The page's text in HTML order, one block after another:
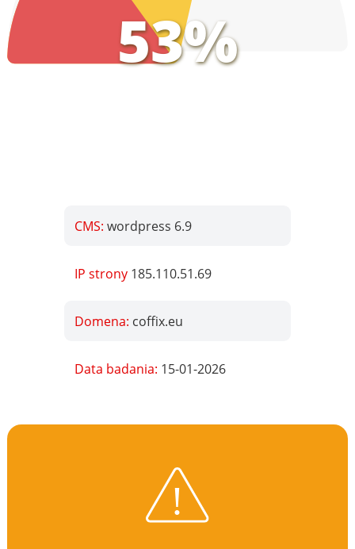
53%
CMS:wordpress 6.9
IP strony 185.110.51.69
Domena: coffix.eu
Data badania: 15-01-2026